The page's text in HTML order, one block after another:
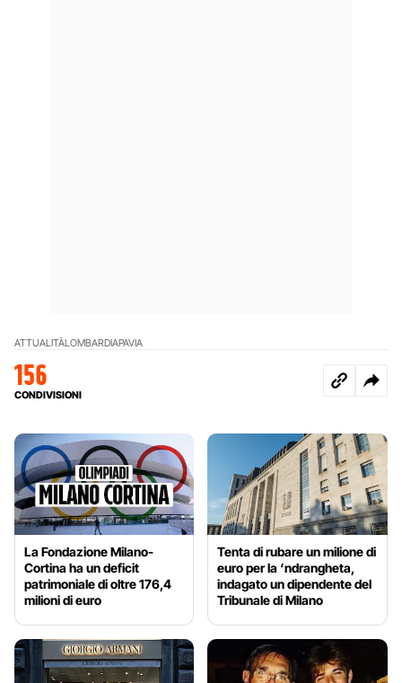
ATTUALITÀLOMBARDIAPAVIA
156
CONDIVISIONI
La Fondazione Milano-
Cortina ha un deficit
patrimoniale di oltre 176,4
milioni di euro
Tenta di rubare un milione di
euro per la ‘ndrangheta,
indagato un dipendente del
Tribunale di Milano